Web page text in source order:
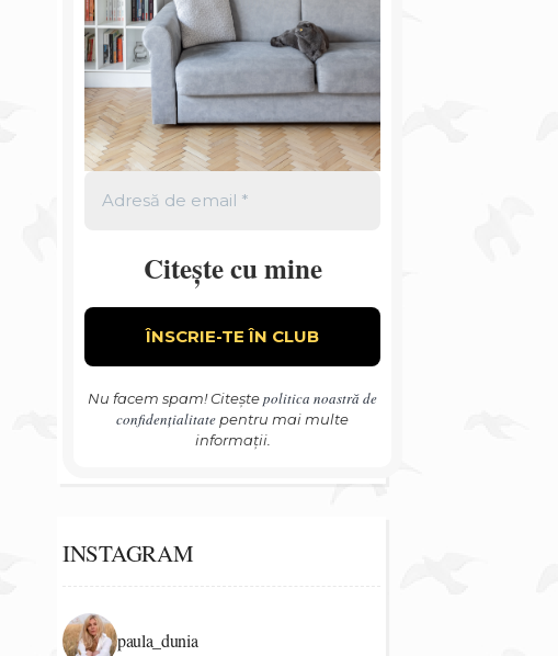
Citește cu mine
Nu facem spam! Citeștepolitica noastră de
confidențialitate pentru mai multe
informații.
INSTAGRAM
paula_dunia